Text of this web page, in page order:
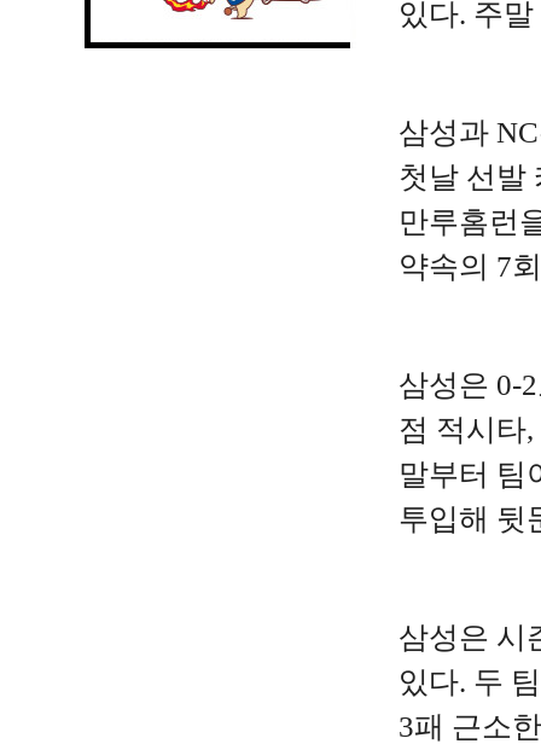
있다. 주
삼성과
첫날 선발
만루홈런
약속의 7
삼성은 0-
점 적시타
말부터 팀
투입해 뒷
삼성은 시
있다. 두
3패 근소